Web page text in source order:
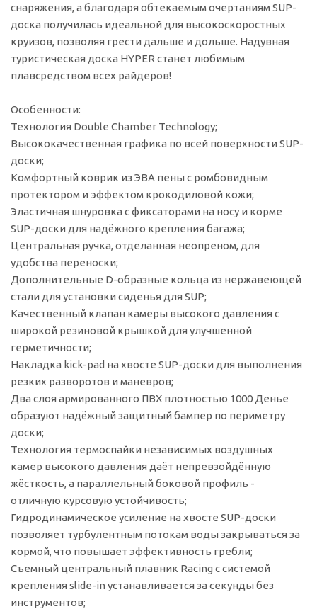
снаряжения, а благодаря обтекаемым очертаниям SUP-
доска получилась идеальной для высокоскоростных
круизов, позволяя грести дальше и дольше. Надувная
туристическая доска HYPER станет любимым
плавсредством всех райдеров!
Особенности:
Технология Double Chamber Technology;
Высококачественная графика по всей поверхности SUP-
доски;
Комфортный коврик из ЭВА пены с ромбовидным
протектором и эффектом крокодиловой кожи;
Эластичная шнуровка с фиксаторами на носу и корме
SUP-доски для надёжного крепления багажа;
Центральная ручка, отделанная неопреном, для
удобства переноски;
Дополнительные D-образные кольца из нержавеющей
стали для установки сиденья для SUP;
Качественный клапан камеры высокого давления с
широкой резиновой крышкой для улучшенной
герметичности;
Накладка kick-pad на хвосте SUP-доски для выполнения
резких разворотов и маневров;
Два слоя армированного ПВХ плотностью 1000 Денье
образуют надёжный защитный бампер по периметру
доски;
Технология термоспайки независимых воздушных
камер высокого давления даёт непревзойдённую
жёсткость, а параллельный боковой профиль -
отличную курсовую устойчивость;
Гидродинамическое усиление на хвосте SUP-доски
позволяет турбулентным потокам воды закрываться за
кормой, что повышает эффективность гребли;
Съемный центральный плавник Racing с системой
крепления slide-in устанавливается за секунды без
инструментов;